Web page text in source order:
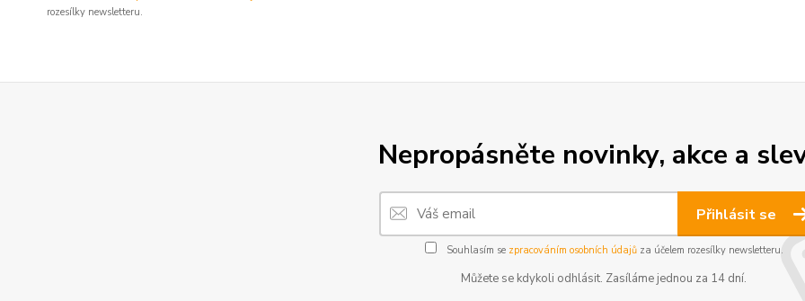
rozesílky newsletteru.
Nepropásněte novinky, akce a
Přihlásit se
Souhlasím se zpracováním osobních údajůza účelem rozesílky newsletteru.
Můžete se kdykoli odhlásit. Zasíláme jednou za 14 dní.